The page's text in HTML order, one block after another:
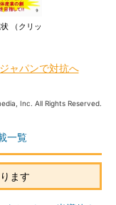
（クリッ
ャパンで対抗へ
Inc. All Rights Reserved.
一覧
ます